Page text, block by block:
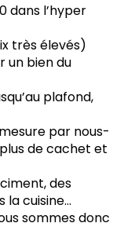
dans l’hyper
très élevés)
un bien du
plafond,
par nous-
de cachet et
des
la cuisine…
sommes donc